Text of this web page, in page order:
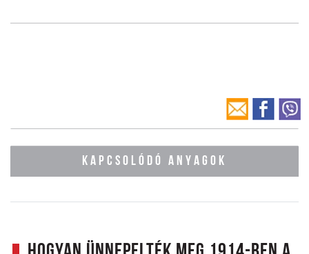
KAPCSOLÓDÓ ANYAGOK